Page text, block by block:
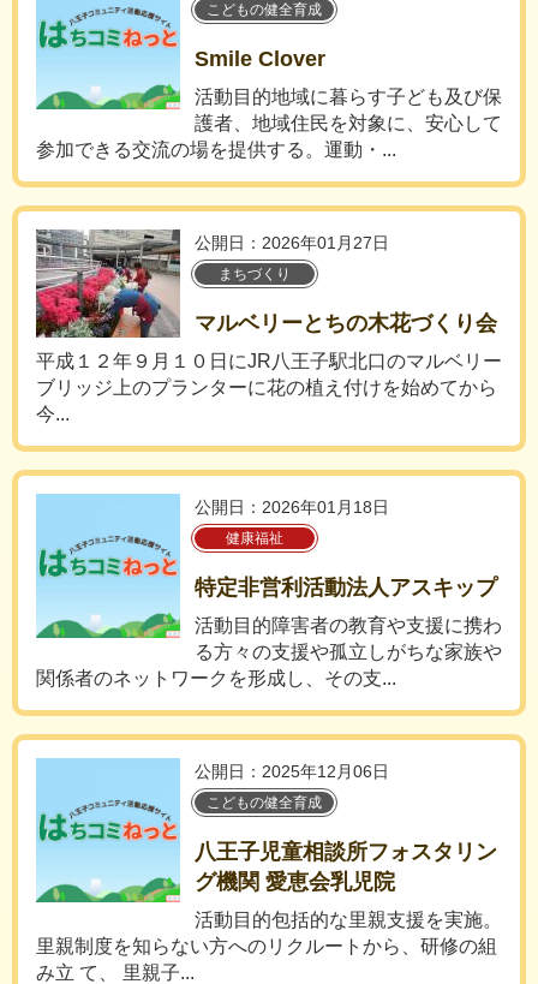
こどもの健全育成
Smile Clover
活動目的地域に暮らす子ども及び保
護者、地域住民を対象に、安心して
参加できる交流の場を提供する。運動・...
公開日：2026年01月27日
まちづくり
マルベリーとちの木花づくり会
平成１２年９月１０日にJR八王子駅北口のマルベリー
ブリッジ上のプランターに花の植え付けを始めてから
今...
公開日：2026年01月18日
健康福祉
特定非営利活動法人アスキップ
活動目的障害者の教育や支援に携わ
る方々の支援や孤立しがちな家族や
関係者のネットワークを形成し、その支...
公開日：2025年12月06日
こどもの健全育成
八王子児童相談所フォスタリン
グ機関 愛恵会乳児院
活動目的包括的な里親支援を実施。
里親制度を知らない方へのリクルートから、研修の組
み立 て、 里親子...